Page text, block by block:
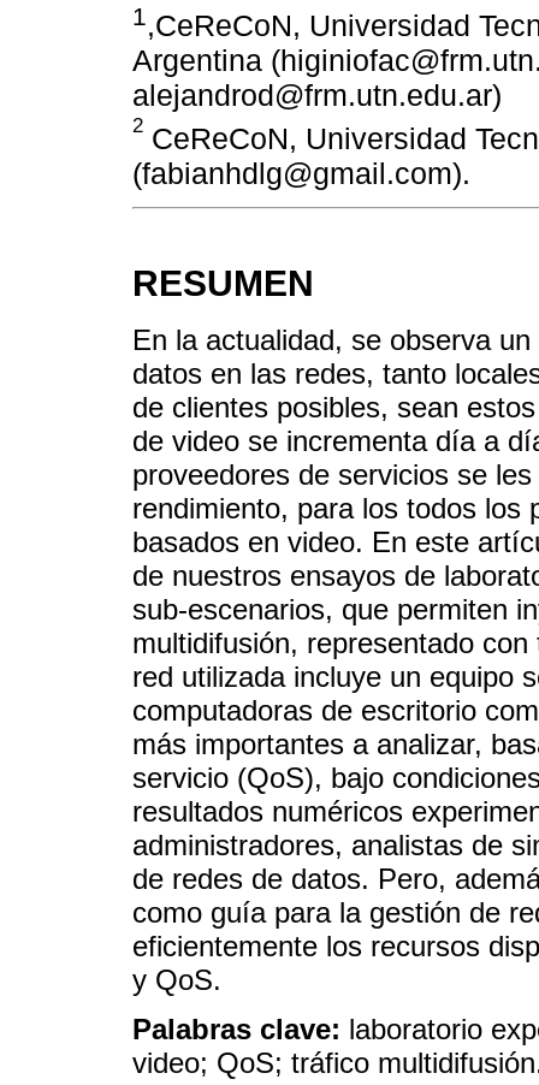
1,CeReCoN, Universidad
Argentina
alejandrod@frm.utn.edu.ar)
2 CeReCoN, Universidad
(fabianhdlg@gmail.com).
RESUMEN
En la actualidad, se observa
datos en las redes, tanto
de clientes posibles, sean
de video se incrementa día a
proveedores de servicios se
rendimiento, para los todos los
basados en video. En este
de nuestros ensayos de
sub-escenarios, que permiten
multidifusión, representado
red utilizada incluye un equipo
computadoras de escritorio
más importantes a analizar,
servicio (QoS), bajo
resultados numéricos
administradores, analistas de
de redes de datos. Pero,
como guía para la gestión de
eficientemente los recursos
y QoS.
Palabras clave: laboratorio
video; QoS; tráfico